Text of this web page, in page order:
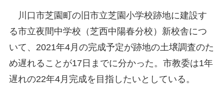
川口市芝園町の旧市立芝園小学校跡地に建設す
る市立夜間中学校（芝西中陽春分校）新校舎につ
いて、2021年4月の完成予定が跡地の土壌調査のた
め遅れることが17日までに分かった。市教委は1年
遅れの22年4月完成を目指したいとしている。